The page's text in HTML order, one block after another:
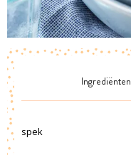
Ingrediënten
spek